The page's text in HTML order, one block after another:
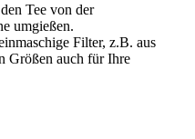
Tee von der
umgießen.
Filter, z.B. aus
Größen auch für Ihre